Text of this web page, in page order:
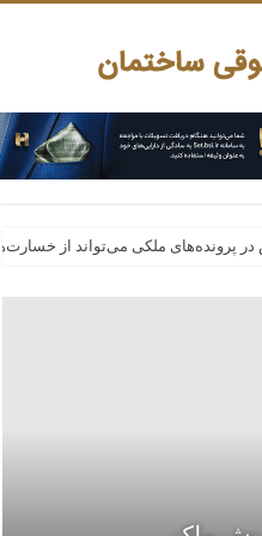
پرونده‌های ملکی می‌تواند از
دکوراسیون پذیرایی را کاملاً